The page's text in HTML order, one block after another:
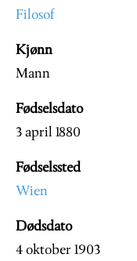
Filosof
Kjønn
Mann
Fødselsdato
3 april 1880
Fødselssted
Wien
Dødsdato
4 oktober 1903